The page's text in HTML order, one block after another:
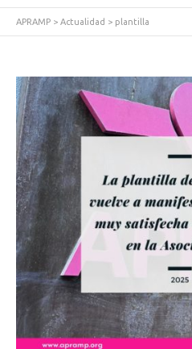
APRAMP > Actualidad > plantilla